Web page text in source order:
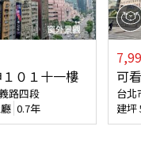
０１十一樓
路四段
0.7年
可
台北
建坪